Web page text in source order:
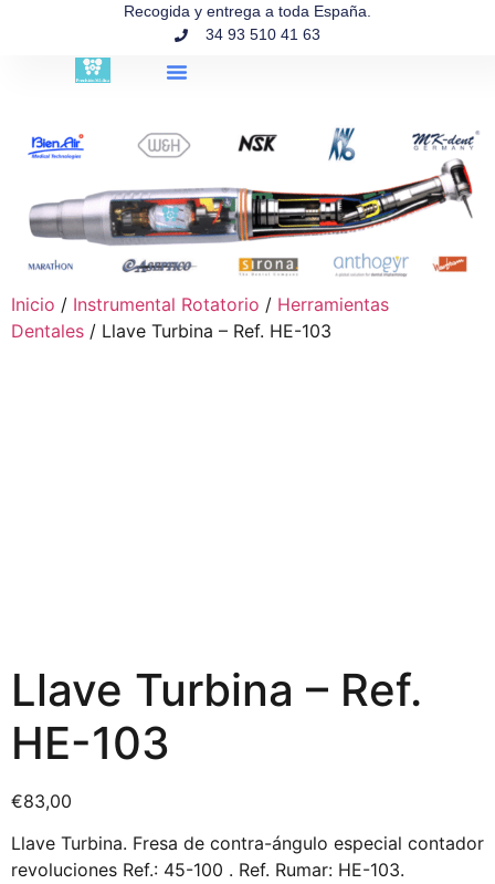
Recogida y entrega a toda España.
34 93 510 41 63
Inicio / Instrumental Rotatorio / Herramientas
Dentales / Llave Turbina – Ref. HE-103
Llave Turbina – Ref.
HE-103
€83,00
Llave Turbina. Fresa de contra-ángulo especial contador
revoluciones Ref.: 45-100 . Ref. Rumar: HE-103.